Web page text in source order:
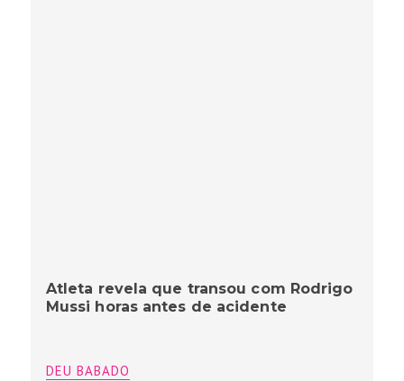
Atleta revela que transou com Rodrigo
Mussi horas antes de acidente
DEU BABADO